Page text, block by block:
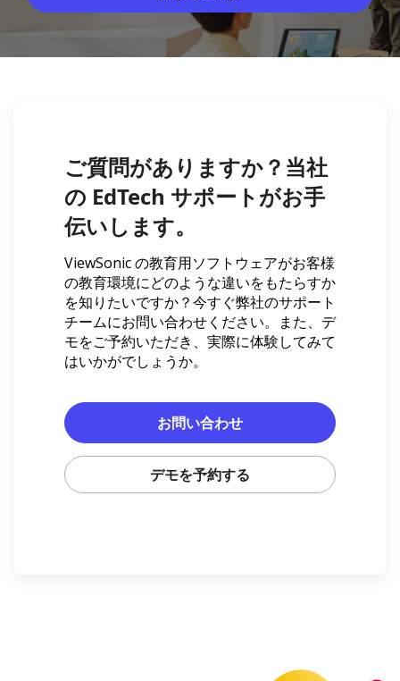
ご質問がありますか？当社
の EdTech サポートがお手
伝いします。
ViewSonic の教育用ソフトウェアがお客様
の教育環境にどのような違いをもたらすか
を知りたいですか？今すぐ弊社のサポート
チームにお問い合わせください。また、デ
モをご予約いただき、実際に体験してみて
はいかがでしょうか。
お問い合わせ
デモを予約する